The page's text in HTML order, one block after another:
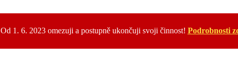
Od 1. 6. 2023 omezuji a postupně ukončuji svoji činnost! Podrobnosti